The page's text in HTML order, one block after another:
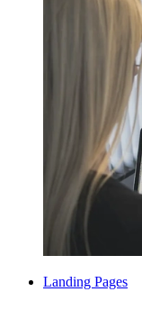
Landing Pages